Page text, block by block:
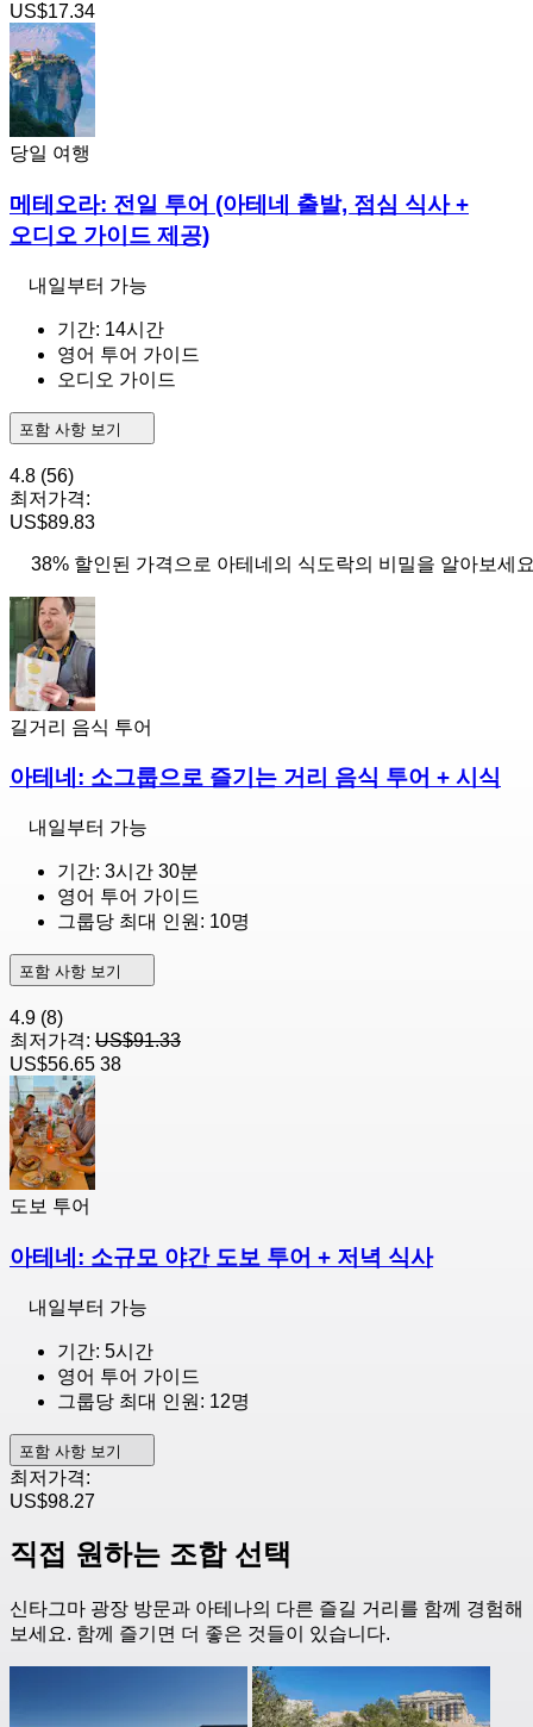
US$17.34
당일 여행
메테오라: 전일 투어 (아테네 출발, 점심 식사 +
오디오 가이드 제공)
내일부터 가능
기간: 14시간
영어 투어 가이드
오디오 가이드
포함 사항 보기
4.8 (56)
최저가격:
US$89.83
38% 할인된 가격으로 아테네의 식도락의 비밀을 알아보세
길거리 음식 투어
아테네: 소그룹으로 즐기는 거리 음식 투어 + 시식
내일부터 가능
기간: 3시간 30분
영어 투어 가이드
그룹당 최대 인원: 10명
포함 사항 보기
4.9 (8)
최저가격: US$91.33
US$56.65 38
도보 투어
아테네: 소규모 야간 도보 투어 + 저녁 식사
내일부터 가능
기간: 5시간
영어 투어 가이드
그룹당 최대 인원: 12명
포함 사항 보기
최저가격:
US$98.27
직접 원하는 조합 선택
신타그마 광장 방문과 아테나의 다른 즐길 거리를 함께 경험해
보세요. 함께 즐기면 더 좋은 것들이 있습니다.